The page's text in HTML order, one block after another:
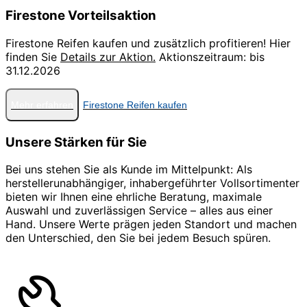
Firestone Vorteilsaktion
Firestone Reifen kaufen und zusätzlich profitieren! Hier
finden Sie Details zur Aktion. Aktionszeitraum: bis
31.12.2026
Firestone Reifen kaufen
Unsere Stärken für Sie
Bei uns stehen Sie als Kunde im Mittelpunkt: Als
herstellerunabhängiger, inhabergeführter Vollsortimenter
bieten wir Ihnen eine ehrliche Beratung, maximale
Auswahl und zuverlässigen Service – alles aus einer
Hand. Unsere Werte prägen jeden Standort und machen
den Unterschied, den Sie bei jedem Besuch spüren.